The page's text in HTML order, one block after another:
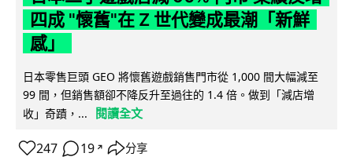
四成 "懷舊"在 Z 世代變成最潮「新鮮
感」
日本零售巨頭 GEO 將懷舊遊戲銷售門市從 1,000 間大幅減至
99 間，但銷售額卻不降反升至過往的 1.4 倍。做到「減店增
收」奇蹟，...
閱讀全文
247 19 ↗ 分享